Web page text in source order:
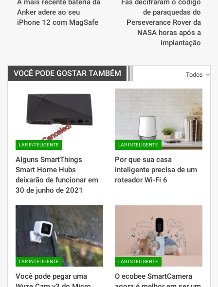
A mais recente bateria da
Anker adere ao seu
iPhone 12 com MagSafe
Fãs decifraram o código
de paraquedas do
Perseverance Rover da
NASA horas após a
implantação
Todos
VOCÊ PODE GOSTAR TAMBÉM
LAR INTELIGENTE
Alguns SmartThings
Smart Home Hubs
deixarão de funcionar em
30 de junho de 2021
LAR INTELIGENTE
Por que sua casa
inteligente precisa de um
roteador Wi-Fi 6
LAR INTELIGENTE
Você pode pegar uma
LAR INTELIGENTE
O ecobee SmartCamera